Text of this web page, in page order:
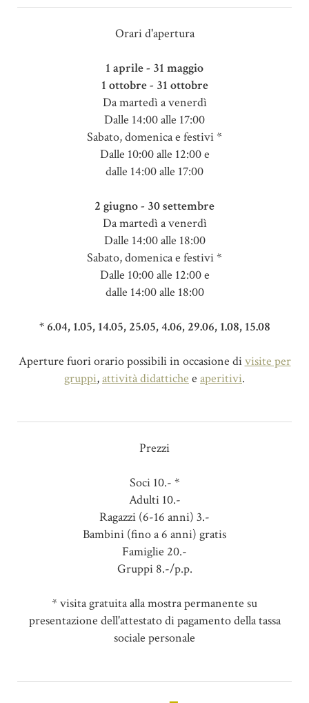
Orari d'apertura
1 aprile - 31 maggio
1 ottobre - 31 ottobre
Da martedì a venerdì
Dalle 14:00 alle 17:00
Sabato, domenica e festivi *
Dalle 10:00 alle 12:00 e
dalle 14:00 alle 17:00
2 giugno - 30 settembre
Da martedì a venerdì
Dalle 14:00 alle 18:00
Sabato, domenica e festivi *
Dalle 10:00 alle 12:00 e
dalle 14:00 alle 18:00
* 6.04, 1.05, 14.05, 25.05, 4.06, 29.06, 1.08, 15.08
Aperture fuori orario possibili in occasione divisite per
gruppi,attività didattiche e aperitivi.
Prezzi
Soci 10.- *
Adulti 10.-
Ragazzi (6-16 anni) 3.-
Bambini (fino a 6 anni) gratis
Famiglie 20.-
Gruppi 8.-/p.p.
* visita gratuita alla mostra permanente su
presentazione dell'attestato di pagamento della tassa
sociale personale